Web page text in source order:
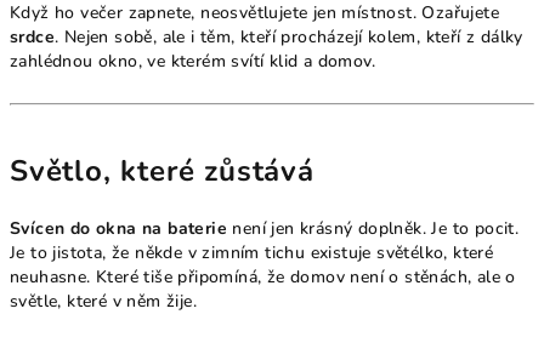
Když ho večer zapnete, neosvětlujete jen místnost. Ozařujete
srdce. Nejen sobě, ale i těm, kteří procházejí kolem, kteří z dálky
zahlédnou okno, ve kterém svítí klid a domov.
Světlo, které zůstává
Svícen do okna na baterie není jen krásný doplněk. Je to pocit.
Je to jistota, že někde v zimním tichu existuje světélko, které
neuhasne. Které tiše připomíná, že domov není o stěnách, ale o
světle, které v něm žije.